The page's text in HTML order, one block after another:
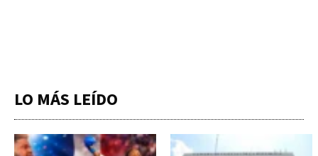
LO MÁS LEÍDO